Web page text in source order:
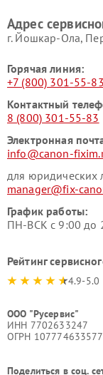
Адрес
г. Йошкар-Ола,
Горячая линия:
+7 (800) 301-55-83
Контактный
8 (800) 301-55-83
Электронная
info@canon-
для юридических
manager@fix-
График работы:
ПН-ВСК с 9:00 до
Рейтинг
4.9-5.0
ООО "Русервис"
ИНН 7702633247
ОГРН
Поделиться в соц.